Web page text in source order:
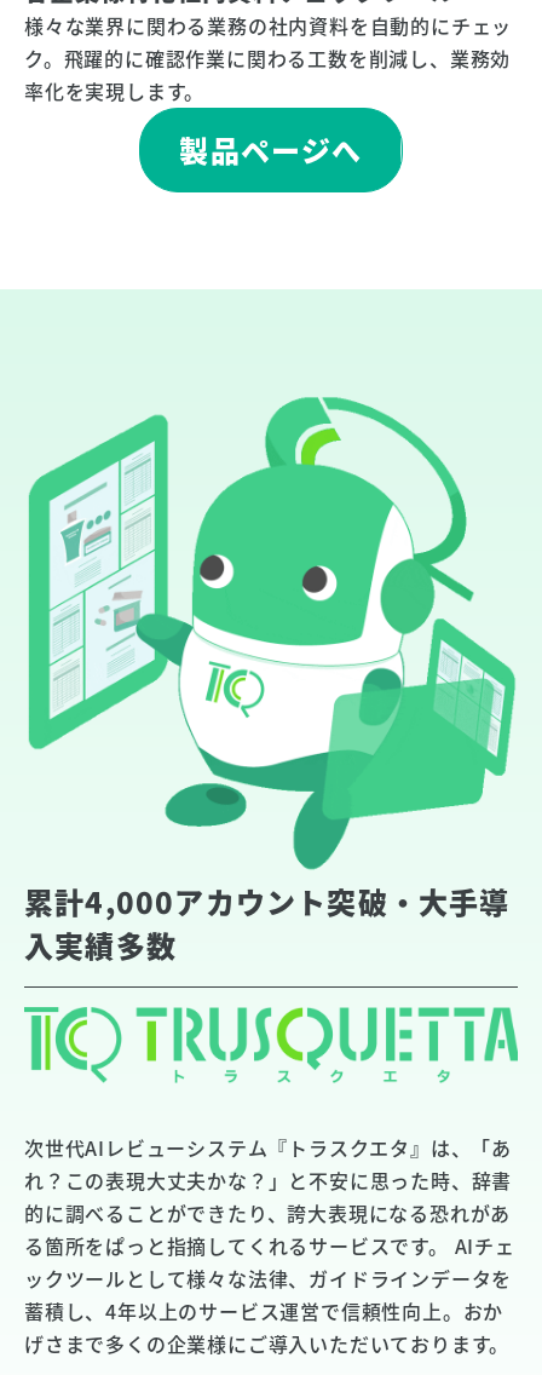
様々な業界に関わる業務の社内資料を自動的にチェッ
ク。飛躍的に確認作業に関わる工数を削減し、業務効
率化を実現します。
製品ページへ
累計4,000アカウント突破・大手導
入実績多数
次世代AIレビューシステム『トラスクエタ』は、「あ
れ？この表現大丈夫かな？」と不安に思った時、辞書
的に調べることができたり、誇大表現になる恐れがあ
る箇所をぱっと指摘してくれるサービスです。 AIチェ
ックツールとして様々な法律、ガイドラインデータを
蓄積し、4年以上のサービス運営で信頼性向上。おか
げさまで多くの企業様にご導入いただいております。